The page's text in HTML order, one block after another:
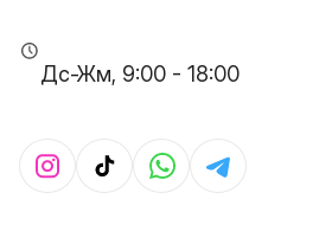
Дс-Жм, 9:00 - 18:00